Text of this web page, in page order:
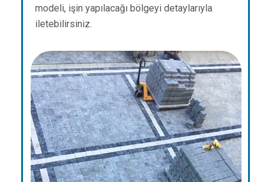
modeli, işin yapılacağı bölgeyi detaylarıyla
iletebilirsiniz.